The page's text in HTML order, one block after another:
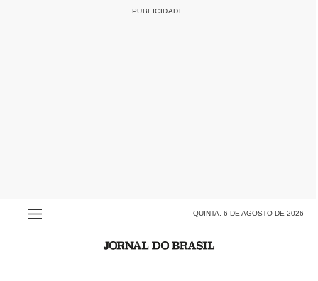
QUINTA, 6 DE AGOSTO DE 2026